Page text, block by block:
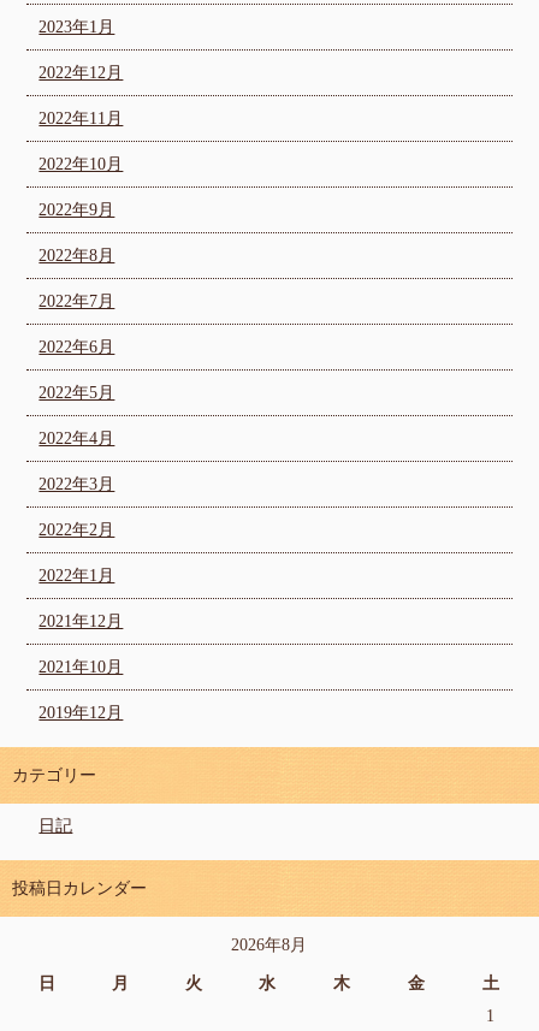
2023年1月
2022年12月
2022年11月
2022年10月
2022年9月
2022年8月
2022年7月
2022年6月
2022年5月
2022年4月
2022年3月
2022年2月
2022年1月
2021年12月
2021年10月
2019年12月
カテゴリー
日記
投稿日カレンダー
2026年8月
日 月 火 水 木 金
土
1